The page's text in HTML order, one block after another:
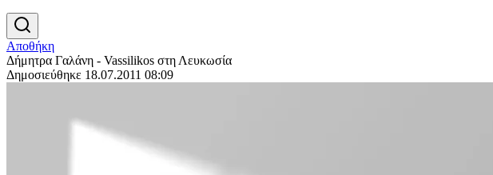
Αποθήκη
Δήμητρα Γαλάνη - Vassilikos στη Λευκωσία
Δημοσιεύθηκε 18.07.2011 08:09